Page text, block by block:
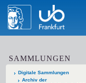
SAMMLUNGEN
Digitale Sammlungen
Archiv der